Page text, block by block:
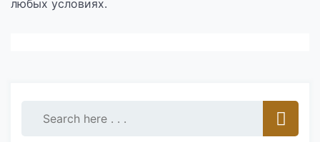
любых условиях.